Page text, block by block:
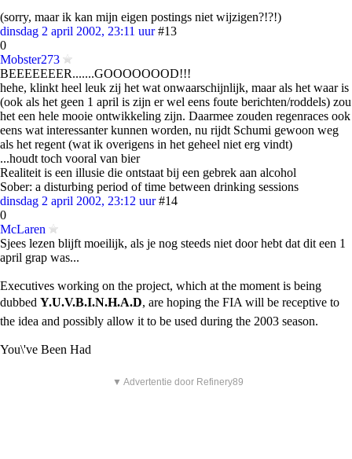
(sorry, maar ik kan mijn eigen postings niet wijzigen?!?!)
dinsdag 2 april 2002, 23:11 uur #13
0
Mobster273
BEEEEEEER.......GOOOOOOOD!!!
hehe, klinkt heel leuk zij het wat onwaarschijnlijk, maar als het waar is
(ook als het geen 1 april is zijn er wel eens foute berichten/roddels) zou
het een hele mooie ontwikkeling zijn. Daarmee zouden regenraces ook
eens wat interessanter kunnen worden, nu rijdt Schumi gewoon weg
als het regent (wat ik overigens in het geheel niet erg vindt)
...houdt toch vooral van bier
Realiteit is een illusie die ontstaat bij een gebrek aan alcohol
Sober: a disturbing period of time between drinking sessions
dinsdag 2 april 2002, 23:12 uur #14
0
McLaren
Sjees lezen blijft moeilijk, als je nog steeds niet door hebt dat dit een 1
april grap was...
Executives working on the project, which at the moment is being
dubbed  Y.U.V.B.I.N.H.A.D, are hoping the FIA will be receptive to
the idea and possibly allow it to be used during the 2003 season.
You\'ve Been Had
▼ Advertentie door Refinery89